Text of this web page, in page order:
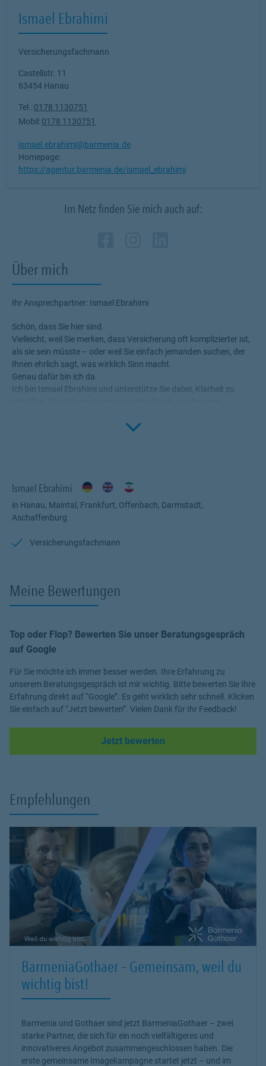
Über mich
Ihr Ansprechpartner: Ismael Ebrahimi
Schön, dass Sie hier sind.
Vielleicht, weil Sie merken, dass Versicherung oft komplizierter ist,
als sie sein müsste – oder weil Sie einfach jemanden suchen, der
Ihnen ehrlich sagt, was wirklich Sinn macht.
Genau dafür bin ich da.
Ich bin Ismael Ebrahimi und unterstütze Sie dabei, Klarheit zu
Viele meiner Kunden haben bereits etwas abgeschlossen, sind
nicht um Produkte, sondern darum, dass Sie sich am Ende sicher
fühlen und genau wissen, was Sie haben.
Wenn Sie das Thema einmal richtig und klar klären möchten, sind
Ismael Ebrahimi
Click to
Ismael Ebrahimi
in Hanau, Maintal, Frankfurt, Offenbach, Darmstadt,
Aschaffenburg
Versicherungsfachmann
Ismael Ebrahimi
Versicherungsfachmann
Castellstr. 11
63454 Hanau
Tel.: 0178 1130751
Mobil: 0178 1130751
ismael.ebrahimi@barmenia.de
Homepage:
https://agentur.barmenia.de/ismael_ebrahimi
Im Netz finden Sie mich auch auf:
Meine Bewertungen
Top oder Flop? Bewerten Sie unser Beratungsgespräch
auf Google
Für Sie möchte ich immer besser werden. Ihre Erfahrung zu
unserem Beratungsgespräch ist mir wichtig. Bitte bewerten Sie Ihre
Erfahrung direkt auf “Google”. Es geht wirklich sehr schnell. Klicken
Sie einfach auf “Jetzt bewerten”. Vielen Dank für Ihr Feedback!
Jetzt bewerten
Empfehlungen
BarmeniaGothaer – Gemeinsam, weil du
wichtig bist!
Barmenia und Gothaer sind jetzt BarmeniaGothaer – zwei
starke Partner, die sich für ein noch vielfältigeres und
innovativeres Angebot zusammengeschlossen haben. Die
erste gemeinsame Imagekampagne startet jetzt – und im